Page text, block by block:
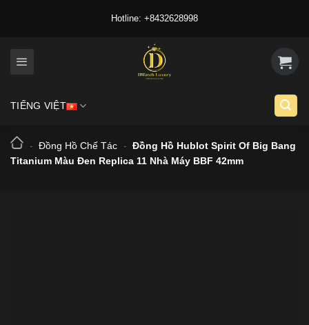
Hotline: +8432628998
TIẾNG VIỆT
- Đồng Hồ Chế Tác - Đồng Hồ Hublot Spirit Of Big Bang
Titanium Màu Đen Replica 11 Nhà Máy BBF 42mm